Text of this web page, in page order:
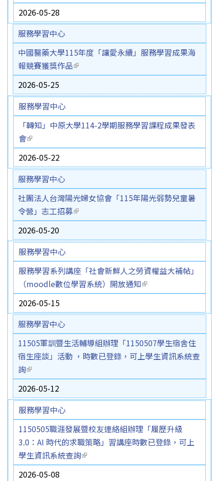
2026-05-28
服務學習中心
中國醫藥大學115年度「讓愛永續」服務學習成果海
報競賽獲獎作品(link is external)
2026-05-25
服務學習中心
「轉知」中原大學114-2學期服務學習課程成果發表
會(link is external)
2026-05-22
服務學習中心
社團法人台灣陽光婦女協會「115年陽光弱勢兒童暑
令營」志工招募(link is external)
2026-05-20
服務學習中心
服務學習系列講座「社會新鮮人之勞資權益大補帖」
（moodle數位學習系統）開放通知(link is external)
2026-05-15
服務學習中心
11505軍訓暨生活輔導組辦理「1150507學生宿舍住
宿生座談」活動 ，時數已登錄，可上學生資訊系統查
詢(link is external)
2026-05-12
服務學習中心
1150505職涯發展暨校友連絡組辦理「履歷升級
3.0：AI 時代的求職策略」習講座時數已登錄，可上
學生資訊系統查詢(link is external)
2026-05-08